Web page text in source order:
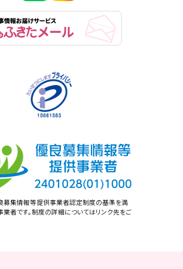
募集情報等提供事業者認定制度の基準を満
業者です。制度の詳細についてはリンク先をご